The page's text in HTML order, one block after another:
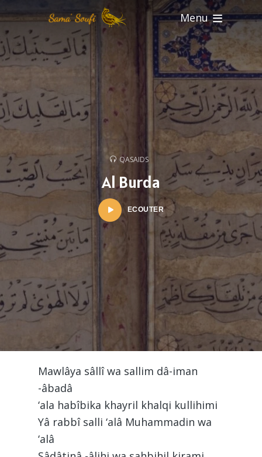
Menu
QASAIDS
Al Burda
ECOUTER
Mawlâya sâllî wa sallim dâ-iman
-âbadâ
‘ala habîbika khayril khalqi kullihimi
Yâ rabbî salli ‘alâ Muhammadin wa
‘alâ